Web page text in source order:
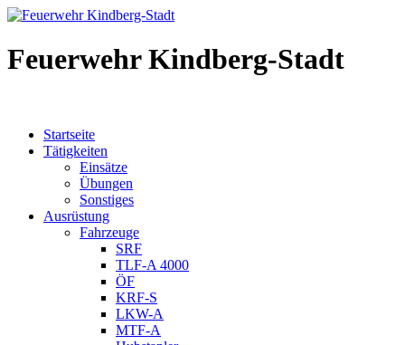
Feuerwehr Kindberg-Stadt
Startseite
Tätigkeiten
Einsätze
Übungen
Sonstiges
Ausrüstung
Fahrzeuge
SRF
TLF-A 4000
ÖF
KRF-S
LKW-A
MTF-A